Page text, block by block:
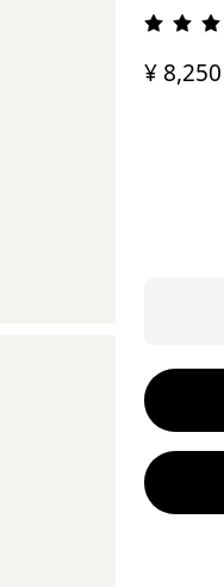
¥ 8,250